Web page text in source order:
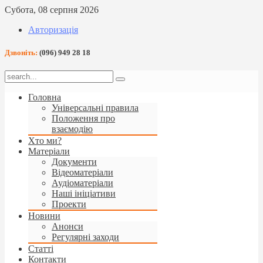
Субота, 08 серпня 2026
Авторизація
Дзвоніть: (096) 949 28 18
Головна
Універсальні правила
Положення про
взаємодію
Хто ми?
Матеріали
Документи
Відеоматеріали
Аудіоматеріали
Наші ініціативи
Проекти
Новини
Анонси
Регулярні заходи
Статті
Контакти